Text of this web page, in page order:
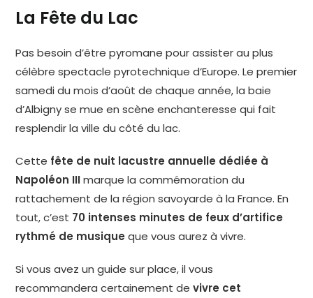
La Fête du Lac
Pas besoin d’être pyromane pour assister au plus
célèbre spectacle pyrotechnique d’Europe. Le premier
samedi du mois d’août de chaque année, la baie
d’Albigny se mue en scène enchanteresse qui fait
resplendir la ville du côté du lac.
Cette fête de nuit lacustre annuelle dédiée à
Napoléon IIImarque la commémoration du
rattachement de la région savoyarde à la France. En
tout, c’est 70 intenses minutes de feux d’artifice
rythmé de musique que vous aurez à vivre.
Si vous avez un guide sur place, il vous
recommandera certainement devivre cet